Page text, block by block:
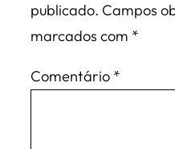
publicado. Campos
marcados com *
Comentário *